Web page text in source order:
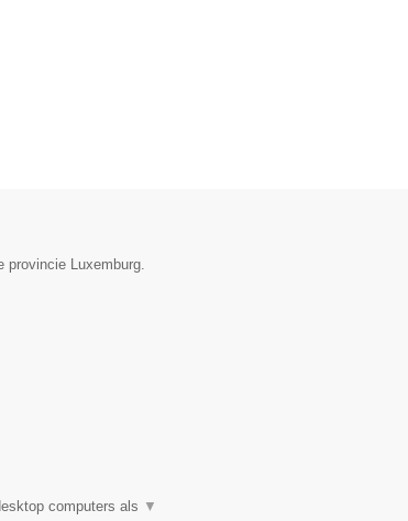
provincie Luxemburg.
computers als ▼